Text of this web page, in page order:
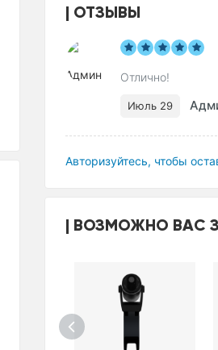
ОТЗЫВЫ
Отлично!
Июль 29
Авторизуйтесь, чтобы
ВОЗМОЖНО ВАС